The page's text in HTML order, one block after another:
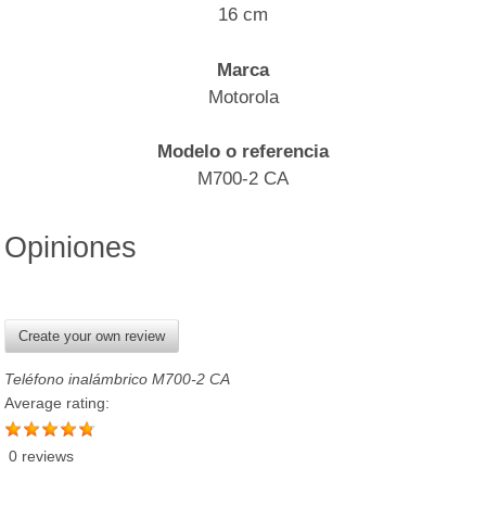
16 cm
Marca
Motorola
Modelo o referencia
M700-2 CA
Opiniones
Create your own review
Teléfono inalámbrico M700-2 CA
Average rating:
0 reviews